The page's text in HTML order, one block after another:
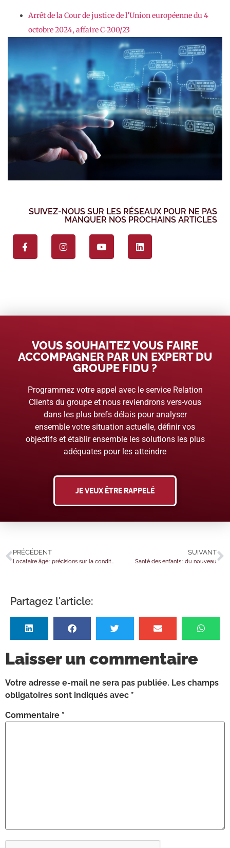
Arrêt de la Cour de justice de l’Union européenne du 4
octobre 2024, affaire C-200/23
SUIVEZ-NOUS SUR LES RÉSEAUX POUR NE PAS
MANQUER NOS PROCHAINS ARTICLES
VOUS SOUHAITEZ VOUS FAIRE
ACCOMPAGNER PAR UN EXPERT DU
GROUPE FIDU ?
Programmez votre appel avec le service Relation
Clients du groupe et nous reviendrons vers-vous
dans les plus brefs délais pour analyser
ensemble votre situation actuelle, définir vos
objectifs et établir ensemble les solutions les plus
adéquates pour les atteindre
JE VEUX ÊTRE RAPPELÉ
PRÉCÉDENT
Locataire âgé : précisions sur la condition de revenus
SUIVANT
Santé des enfants : du nouveau
Partagez l'article:
Laisser un commentaire
Votre adresse e-mail ne sera pas publiée. Les champs
obligatoires sont indiqués avec *
Commentaire *